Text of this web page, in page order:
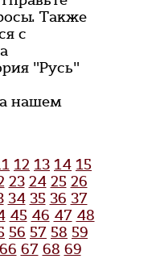
Также
с
"Русь"
нашем
12 13 14 15
23 24 25 26
34 35 36 37
45 46 47 48
56 57 58 59
66 67 68 69